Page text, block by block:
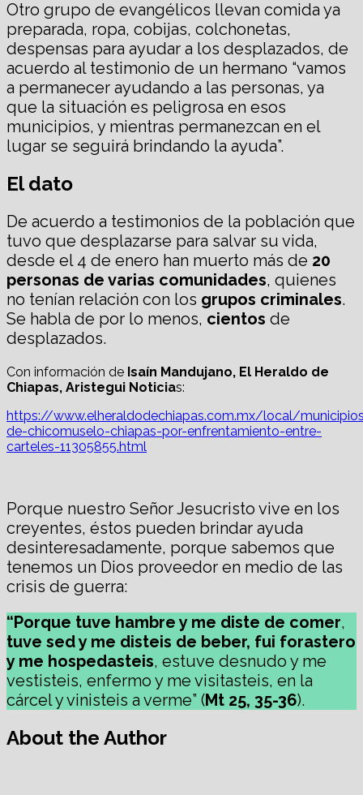
Otro grupo de evangélicos llevan comida ya
preparada, ropa, cobijas, colchonetas,
despensas para ayudar a los desplazados, de
acuerdo al testimonio de un hermano “vamos
a permanecer ayudando a las personas, ya
que la situación es peligrosa en esos
municipios, y mientras permanezcan en el
lugar se seguirá brindando la ayuda”.
El dato
De acuerdo a testimonios de la población que
tuvo que desplazarse para salvar su vida,
desde el 4 de enero han muerto más de 20
personas de varias comunidades, quienes
no tenían relación con los grupos criminales.
Se habla de por lo menos, cientos de
desplazados.
Con información de Isaín Mandujano, El Heraldo de
Chiapas, Aristegui Noticias:
https://www.elheraldodechiapas.com.mx/local/
de-chicomuselo-chiapas-por-enfrentamiento-entre-
carteles-11305855.html
Porque nuestro Señor Jesucristo vive en los
creyentes, éstos pueden brindar ayuda
desinteresadamente, porque sabemos que
tenemos un Dios proveedor en medio de las
crisis de guerra:
“Porque tuve hambre y me diste de comer,
tuve sed y me disteis de beber, fui forastero
y me hospedasteis, estuve desnudo y me
vestisteis, enfermo y me visitasteis, en la
cárcel y vinisteis a verme” (Mt 25, 35-36).
About the Author